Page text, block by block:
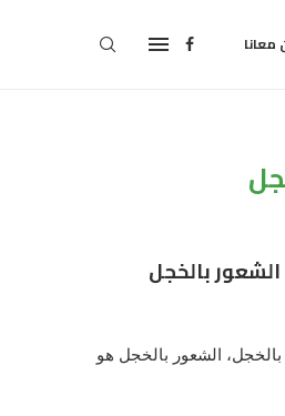
معانا
بالخجل
الشعور بالخجل هو